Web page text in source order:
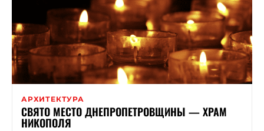
АРХИТЕКТУРА
СВЯТО МЕСТО ДНЕПРОПЕТРОВЩИНЫ — ХРАМ
НИКОПОЛЯ